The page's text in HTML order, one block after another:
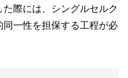
際には、シングルセルク
一性を担保する工程が必